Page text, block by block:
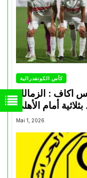
كأس الكونفدرالية
اكاف : الزمالك
Mai 1, 2026